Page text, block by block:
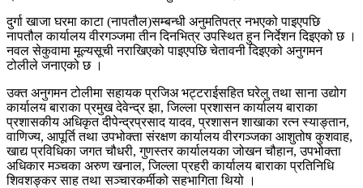
दुर्गा खाजा घरमा काटा (नापतौल)सम्बन्धी अनुमतिपत्र नभएको पाइएपछि
नापतौल कार्यालय वीरगञ्जमा तीन दिनभित्र उपस्थित हुन निर्देशन दिइएको छ ।
नवल सेकुवामा मूल्यसूची नराखिएको पाइएपछि चेतावनी दिइएको अनुगमन
टोलीले जनाएको छ ।
उक्त अनुगमन टोलीमा सहायक प्रजिअ भट्टराईसहित घरेलु तथा साना उद्योग
कार्यालय बाराका प्रमुख देवेन्द्र झा, जिल्ला प्रशासन कार्यालय बाराका
प्रशासकीय अधिकृत दीपेन्द्रप्रसाद यादव, प्रशासन शाखाका रत्न स्याङ्तान,
वाणिज्य, आपूर्ति तथा उपभोक्ता संरक्षण कार्यालय वीरगञ्जका आशुतोष कुशवाह,
खाद्य प्रविधिका जगत चौधरी, गुणस्तर कार्यालयका जोखन चौहान, उपभोक्ता
अधिकार मञ्चका अरुण खनाल, जिल्ला प्रहरी कार्यालय बाराका प्रतिनिधि
शिवशङ्कर साह तथा सञ्चारकर्मीको सहभागिता थियो ।